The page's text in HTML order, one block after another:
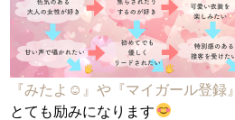
『みたよ☺︎』や『マイガール登録』
とても励みになります